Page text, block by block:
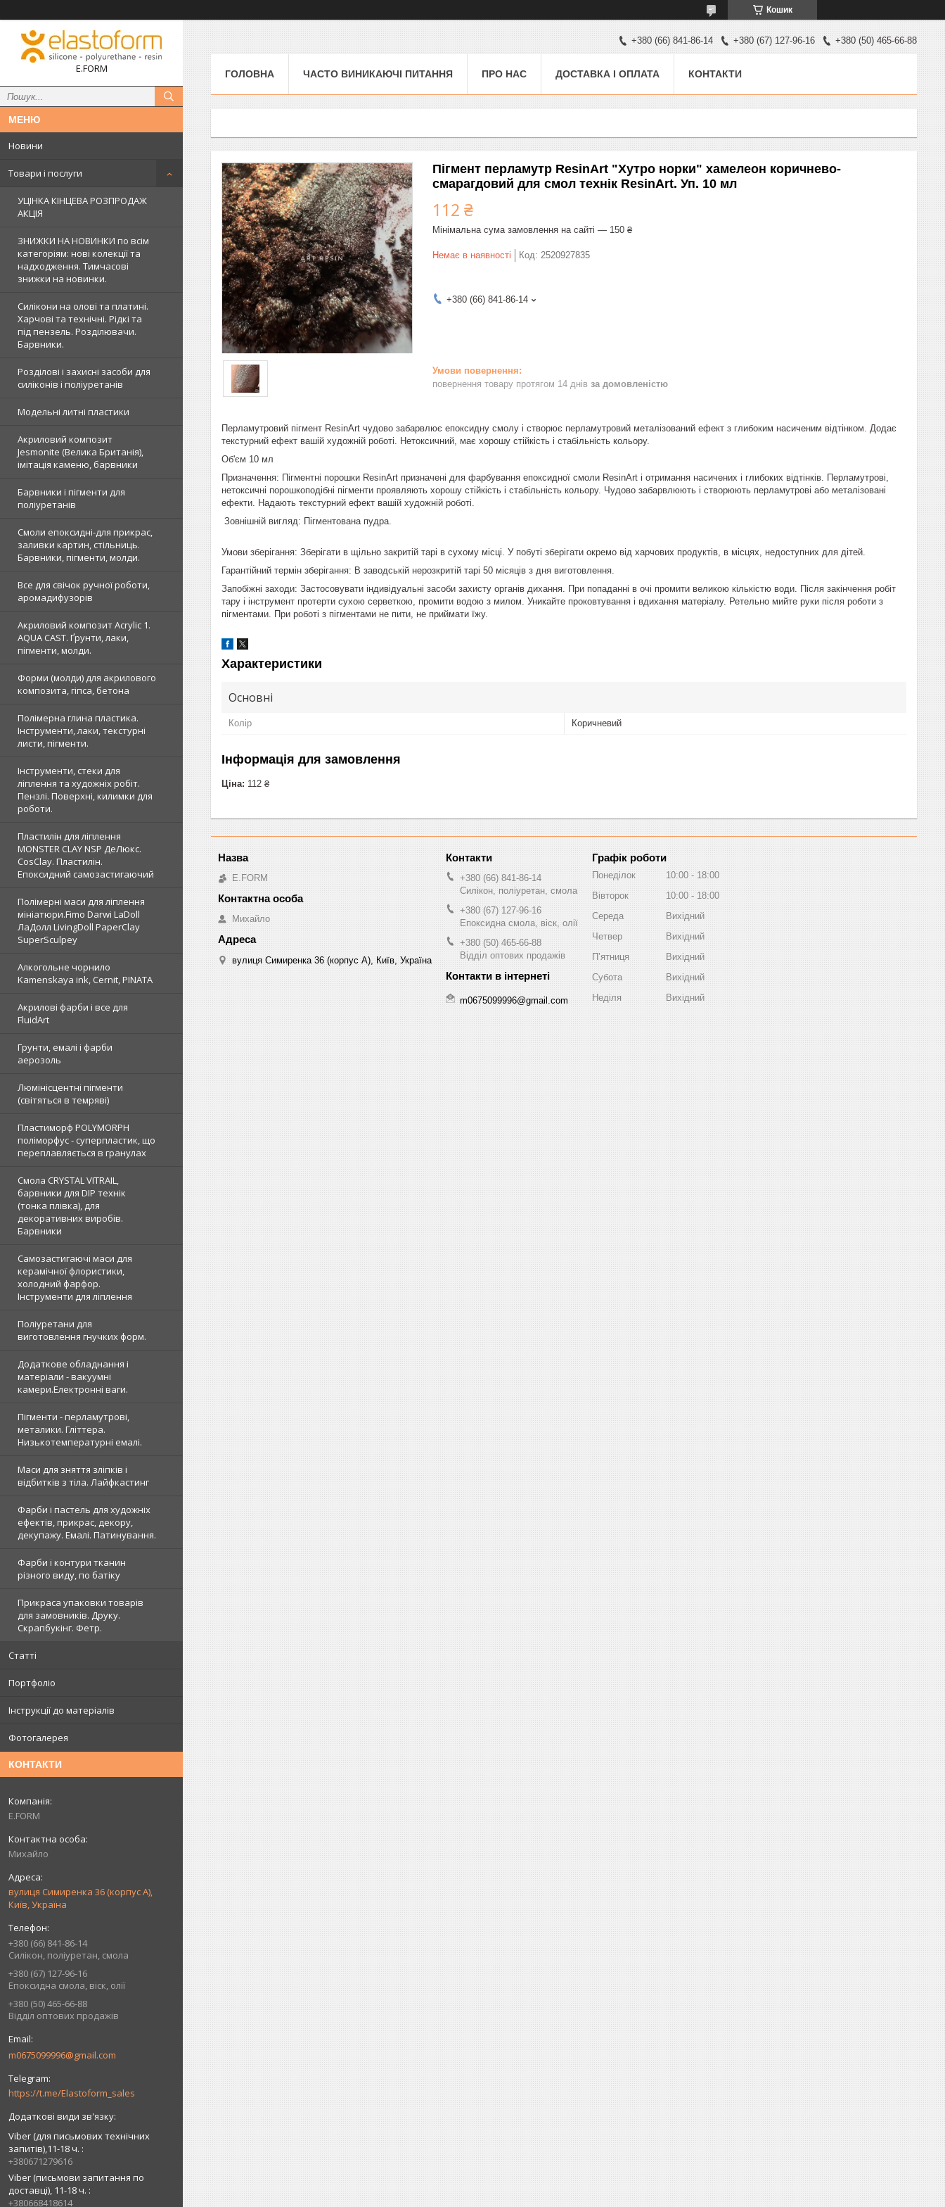
Кошик
E.FORM
Новини
Товари і послуги
УЦІНКА КІНЦЕВА РОЗПРОДАЖ
АКЦІЯ
ЗНИЖКИ НА НОВИНКИ по всім
категоріям: нові колекцїї та
надходження. Тимчасові
знижки на новинки.
Силікони на олові та платині.
Харчові та технічні. Рідкі та
під пензель. Розділювачи.
Барвники.
Розділові і захисні засоби для
силіконів і поліуретанів
Модельні литні пластики
Акриловий композит
Jesmonite (Велика Британія),
імітація каменю, барвники
Барвники і пігменти для
поліуретанів
Смоли епоксидні-для прикрас,
заливки картин, стільниць.
Барвники, пігменти, молди.
Все для свічок ручної роботи,
аромадифузорів
Акриловий композит Acrylic 1.
AQUA CAST. Ґрунти, лаки,
пігменти, молди.
Форми (молди) для акрилового
композита, гіпса, бетона
Полімерна глина пластика.
Інструменти, лаки, текстурні
листи, пігменти.
Інструменти, стеки для
ліплення та художніх робіт.
Пензлі. Поверхні, килимки для
роботи.
Пластилін для ліплення
MONSTER CLAY NSP ДеЛюкс.
CosClay. Пластилін.
Епоксидний самозастигаючий
Полімерні маси для ліплення
мініатюри.Fimo Darwi LaDoll
ЛаДолл LivingDoll PaperClay
SuperSculpey
Алкогольне чорнило
Kamenskaya ink, Cernit, PINATA
Акрилові фарби і все для
FluidArt
Грунти, емалі і фарби
аерозоль
Люмінісцентні пігменти
(світяться в темряві)
Пластиморф POLYMORPH
поліморфус - суперпластик, що
переплавляється в гранулах
Смола CRYSTAL VITRAIL,
барвники для DIP технік
(тонка плівка), для
декоративних виробів.
Барвники
Самозастигаючі маси для
керамічної флористики,
холодний фарфор.
Інструменти для ліплення
Поліуретани для
виготовлення гнучких форм.
Додаткове обладнання і
матеріали - вакуумні
камери.Електронні ваги.
Пігменти - перламутрові,
металики. Гліттера.
Низькотемпературні емалі.
Маси для зняття зліпків і
відбитків з тіла. Лайфкастинг
Фарби і пастель для художніх
ефектів, прикрас, декору,
декупажу. Емалі. Патинування.
Фарби і контури тканин
різного виду, по батіку
Прикраса упаковки товарів
для замовників. Друку.
Скрапбукінг. Фетр.
Статті
Портфоліо
Інструкції до матеріалів
Фотогалерея
КОНТАКТИ
E.FORM
Михайло
вулиця Симиренка 36 (корпус А),
Київ, Україна
+380 (66) 841-86-14
Силікон, поліуретан, смола
+380 (67) 127-96-16
Епоксидна смола, віск, олії
+380 (50) 465-66-88
Відділ оптових продажів
m0675099996@gmail.com
https://t.me/Elastoform_sales
Viber (для письмових технічних
запитів),11-18 ч.
+380671279616
Viber (письмови запитання по
доставці), 11-18 ч.
+380668418614
+380 (66) 841-86-14 +380 (67) 127-96-16 +380 (50) 465-66-88
ГОЛОВНА ЧАСТО ВИНИКАЮЧІ ПИТАННЯ ПРО НАС ДОСТАВКА І ОПЛАТА КОНТАКТИ
Пігмент перламутр ResinArt "Хутро норки" хамелеон коричнево-
смарагдовий для смол технік ResinArt. Уп. 10 мл
112 ₴
Мінімальна сума замовлення на сайті — 150 ₴
Немає в наявності Код: 2520927835
+380 (66) 841-86-14
повернення товару протягом 14 днів за домовленістю
Перламутровий пігмент ResinArt чудово забарвлює епоксидну смолу і створює перламутровий металізований ефект з глибоким насиченим відтінком. Додає
текстурний ефект вашій художній роботі. Нетоксичний, має хорошу стійкість і стабільність кольору.
Об'єм 10 мл
Призначення: Пігментні порошки ResinArt призначені для фарбування епоксидної смоли ResinArt і отримання насичених і глибоких відтінків. Перламутрові,
нетоксичні порошкоподібні пігменти проявляють хорошу стійкість і стабільність кольору. Чудово забарвлюють і створюють перламутрові або металізовані
ефекти. Надають текстурний ефект вашій художній роботі.
Зовнішній вигляд: Пігментована пудра.
Умови зберігання: Зберігати в щільно закритій тарі в сухому місці. У побуті зберігати окремо від харчових продуктів, в місцях, недоступних для дітей.
Гарантійний термін зберігання: В заводській нерозкритій тарі 50 місяців з дня виготовлення.
Запобіжні заходи: Застосовувати індивідуальні засоби захисту органів дихання. При попаданні в очі промити великою кількістю води. Після закінчення робіт
тару і інструмент протерти сухою серветкою, промити водою з милом. Уникайте проковтування і вдихання матеріалу. Ретельно мийте руки після роботи з
пігментами. При роботі з пігментами не пити, не приймати їжу.
Характеристики
Основні
Колір Коричневий
Інформація для замовлення
Ціна: 112 ₴
E.FORM
Михайло
вулиця Симиренка 36 (корпус А), Київ, Україна
+380 (66) 841-86-14
Силікон, поліуретан, смола
+380 (67) 127-96-16
Епоксидна смола, віск, олії
+380 (50) 465-66-88
Відділ оптових продажів
m0675099996@gmail.com
Графік роботи
Понеділок 10:00
18:00
Вівторок
10:00
18:00
Середа
Вихідний
Четвер
Вихідний
Пʼятниця
Вихідний
Субота
Вихідний
Неділя
Вихідний